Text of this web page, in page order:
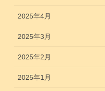
2025年4月
2025年3月
2025年2月
2025年1月